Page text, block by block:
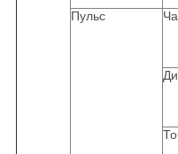
Пульс